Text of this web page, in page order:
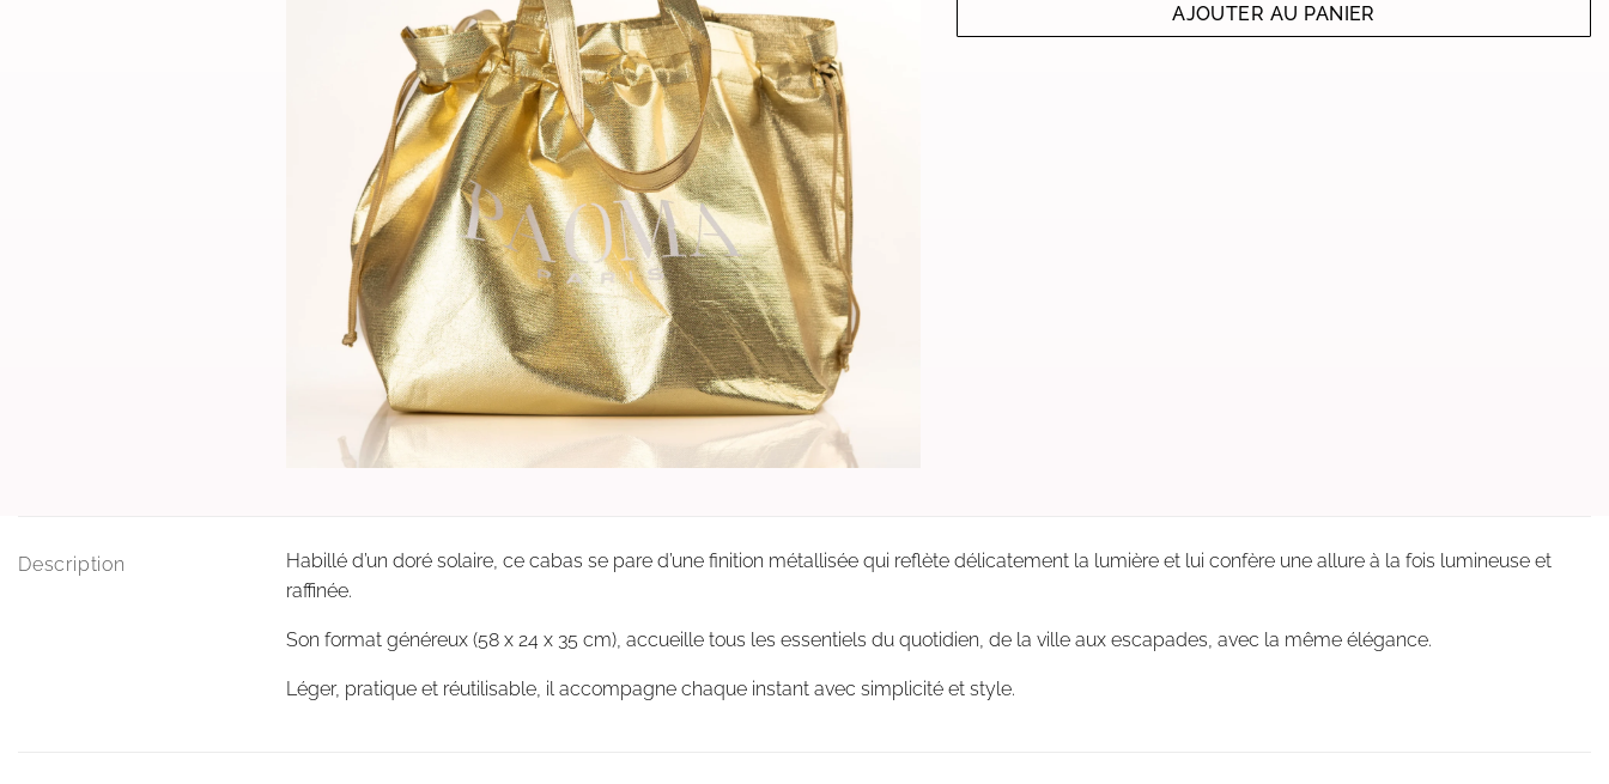
AJOUTER AU PANIER
Description
Habillé d’un doré solaire, ce cabas se pare d’une finition métallisée qui reflète délicatement la lumière et lui confère une allure à la fois lumineuse et
raffinée.
Son format généreux (58 x 24 x 35 cm), accueille tous les essentiels du quotidien, de la ville aux escapades, avec la même élégance.
Léger, pratique et réutilisable, il accompagne chaque instant avec simplicité et style.